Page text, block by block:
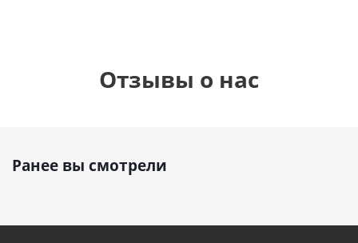
Отзывы о нас
Ранее вы смотрели